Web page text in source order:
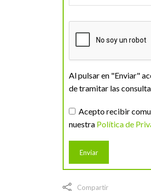
Al pulsar en "Enviar"
de tramitar las
Acepto recibir
nuestra Política de
Compartir